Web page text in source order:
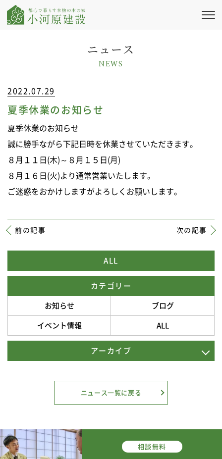
リフォーム・
施工実績
会社情報
ブログ・コラム
ニュース
ニュース
NEWS
2022.07.29
夏季休業のお知らせ
夏季休業のお知らせ
誠に勝手ながら下記日時を休業させていただきます。
８月１１日(木)～８月１５日(月)
８月１６日(火)より通常営業いたします。
ご迷惑をおかけしますがよろしくお願いします。
前の記事 次の記事
ALL
カテゴリー
お知らせ
ブログ
イベント情報
ALL
アーカイブ
2026年6月
2026年4月
2026年3月
ニュース一覧に戻る
相談無料